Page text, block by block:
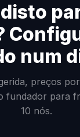
num
preços
fundador para
10 nós.